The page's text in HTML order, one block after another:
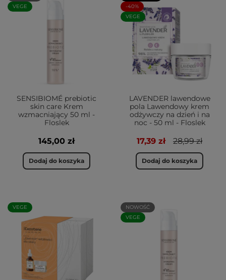
VEGE
SENSIBIOMÉ prebiotic
skin care Krem
wzmacniający 50 ml -
Floslek
145,00 zł
Dodaj do koszyka
-40%
VEGE
LAVENDER lawendowe
pola Lawendowy krem
odżywczy na dzień i na
noc - 50 ml - Floslek
17,39 zł 28,99 zł
Dodaj do koszyka
VEGE
NOWOŚĆ
VEGE